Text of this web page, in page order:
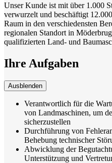
Unser Kunde ist mit über 1.000
verwurzelt und beschäftigt
Raum in den verschiedensten
regionalen Standort in
qualifizierten Land- und
Ihre Aufgaben
Ausblenden
Verantwortlich für die
von Landmaschinen, um
sicherzustellen
Durchführung von
Behebung technischer
Abwicklung der
Unterstützung und